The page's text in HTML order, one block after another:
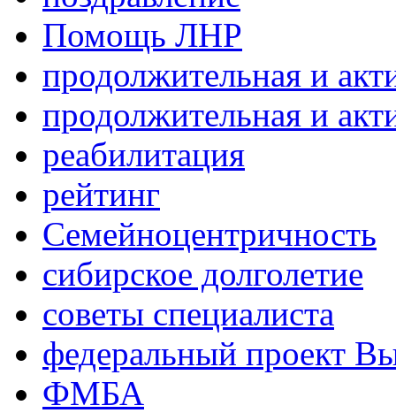
Помощь ЛНР
продолжительная и
продолжительная и
реабилитация
рейтинг
Семейноцентричность
сибирское долголетие
советы специалиста
федеральный проект
ФМБА